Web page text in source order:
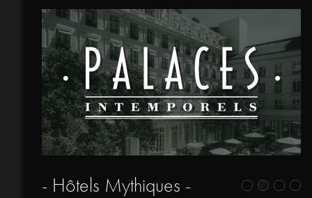
- Hôtels Mythiques -